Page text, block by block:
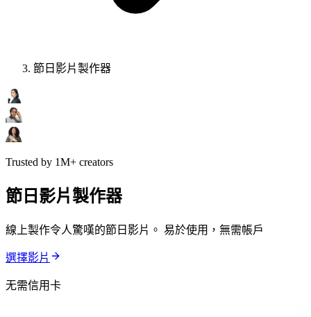
節日影片製作器
Trusted by 1M+ creators
節日影片製作器
線上製作令人驚嘆的節日影片。 易於使用，無需帳戶
選擇影片
无需信用卡